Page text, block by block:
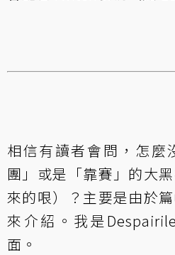
相信有讀者會問，怎麼
團」或是「靠賽」的大
來的哏）？主要是由於
來介紹。我是
面。